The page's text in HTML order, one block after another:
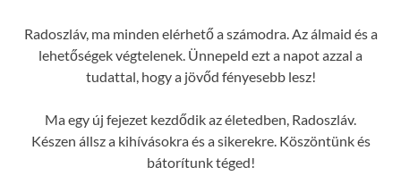
Radoszláv, ma minden elérhető a számodra. Az álmaid és a
lehetőségek végtelenek. Ünnepeld ezt a napot azzal a
tudattal, hogy a jövőd fényesebb lesz!
Ma egy új fejezet kezdődik az életedben, Radoszláv.
Készen állsz a kihívásokra és a sikerekre. Köszöntünk és
bátorítunk téged!